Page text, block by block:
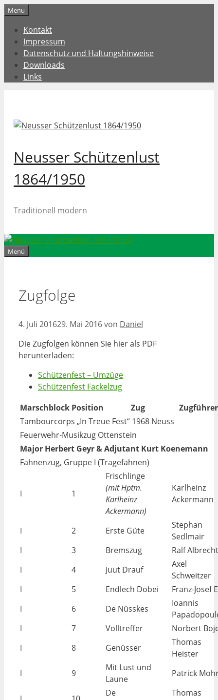
Zum
springen
Menu
Kontakt
Impressum
Datenschutz und Haftungshinweise
Downloads
Links
Neusser Schützenlust
1864/1950
Traditionell modern
Menü
Zugfolge
4. Juli 201629. Mai 2016von Daniel
Die Zugfolgen können Sie hier als PDF
herunterladen:
Schützenfest – Umzüge
Schützenfest Fackelzug
Marschblock Position Zug
Zugführer
Tambourcorps „In Treue Fest“ 1968 Neuss
Feuerwehr-Musikzug Ottenstein
Major Herbert Geyr & Adjutant Kurt Koenemann
Fahnenzug, Gruppe I (Tragefahnen)
I 1
Frischlinge
(mit Hptm.
Karlheinz
Ackermann)
Karlheinz
Ackermann
I 2 Erste Güte
Stephan
Sedlmair
I
3 Bremszug
Ralf Albrecht
I
4 Juut Drauf
Axel
Schweitzer
I
5 Endlech Dobei
Franz-Josef
I
6 De Nüsskes
Ioannis
I
7 Volltreffer
Norbert
I
8 Genüsser
Thomas
Heister
I
9
Mit Lust und
Laune
Patrick
De
Thomas